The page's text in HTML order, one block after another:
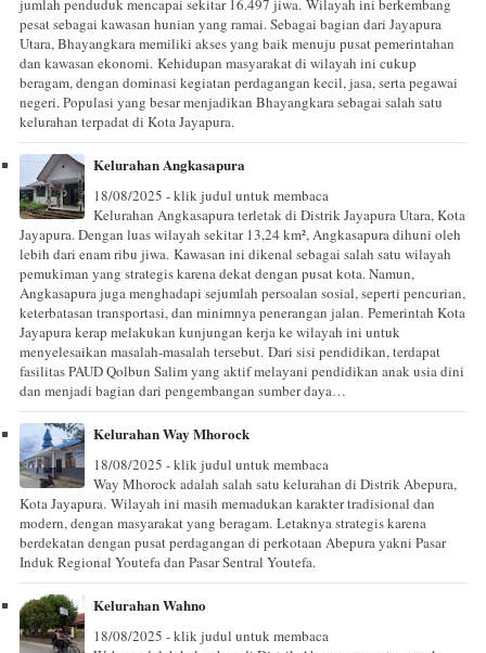
jumlah penduduk mencapai sekitar 16.497 jiwa. Wilayah ini berkembang
pesat sebagai kawasan hunian yang ramai. Sebagai bagian dari Jayapura
Utara, Bhayangkara memiliki akses yang baik menuju pusat pemerintahan
dan kawasan ekonomi. Kehidupan masyarakat di wilayah ini cukup
beragam, dengan dominasi kegiatan perdagangan kecil, jasa, serta pegawai
negeri. Populasi yang besar menjadikan Bhayangkara sebagai salah satu
kelurahan terpadat di Kota Jayapura.
Kelurahan Angkasapura
18/08/2025 - klik judul untuk membaca
Kelurahan Angkasapura terletak di Distrik Jayapura Utara, Kota
Jayapura. Dengan luas wilayah sekitar 13,24 km², Angkasapura dihuni oleh
lebih dari enam ribu jiwa. Kawasan ini dikenal sebagai salah satu wilayah
pemukiman yang strategis karena dekat dengan pusat kota. Namun,
Angkasapura juga menghadapi sejumlah persoalan sosial, seperti pencurian,
keterbatasan transportasi, dan minimnya penerangan jalan. Pemerintah Kota
Jayapura kerap melakukan kunjungan kerja ke wilayah ini untuk
menyelesaikan masalah-masalah tersebut. Dari sisi pendidikan, terdapat
fasilitas PAUD Qolbun Salim yang aktif melayani pendidikan anak usia dini
dan menjadi bagian dari pengembangan sumber daya…
Kelurahan Way Mhorock
18/08/2025 - klik judul untuk membaca
Way Mhorock adalah salah satu kelurahan di Distrik Abepura,
Kota Jayapura. Wilayah ini masih memadukan karakter tradisional dan
modern, dengan masyarakat yang beragam. Letaknya strategis karena
berdekatan dengan pusat perdagangan di perkotaan Abepura yakni Pasar
Induk Regional Youtefa dan Pasar Sentral Youtefa.
Kelurahan Wahno
18/08/2025 - klik judul untuk membaca